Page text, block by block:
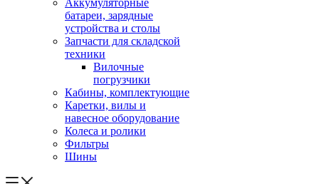
Аккумуляторные
батареи, зарядные
устройства и столы
Запчасти для складской
техники
Вилочные
погрузчики
Кабины, комплектующие
Каретки, вилы и
навесное оборудование
Колеса и ролики
Фильтры
Шины